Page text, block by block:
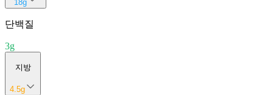
18g
단백질
3g
지방
4.5g